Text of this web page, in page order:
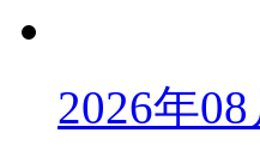
2026年